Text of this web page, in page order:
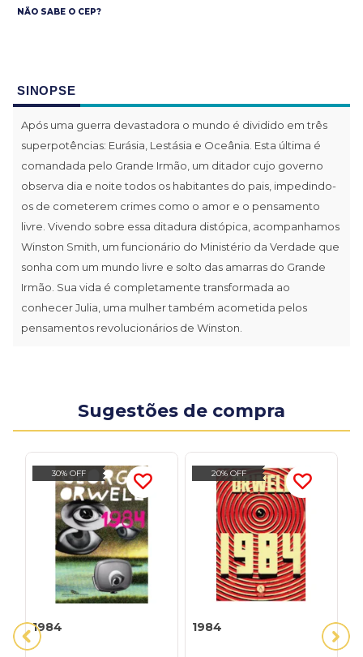
NÃO SABE O CEP?
SINOPSE
Após uma guerra devastadora o mundo é dividido em três
superpotências: Eurásia, Lestásia e Oceânia. Esta última é
comandada pelo Grande Irmão, um ditador cujo governo
observa dia e noite todos os habitantes do pais, impedindo-
os de cometerem crimes como o amor e o pensamento
livre. Vivendo sobre essa ditadura distópica, acompanhamos
Winston Smith, um funcionário do Ministério da Verdade que
sonha com um mundo livre e solto das amarras do Grande
Irmão. Sua vida é completamente transformada ao
conhecer Julia, uma mulher também acometida pelos
pensamentos revolucionários de Winston.
Sugestões de compra
30% OFF
1984
20% OFF
1984